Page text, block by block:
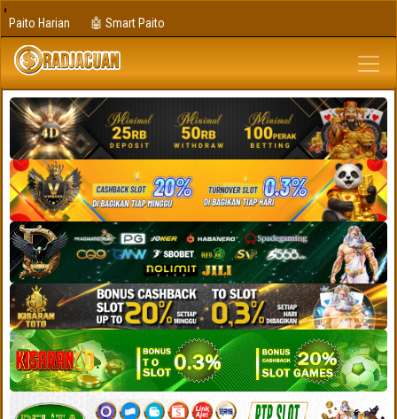
Paito Harian 🤖 Smart Paito